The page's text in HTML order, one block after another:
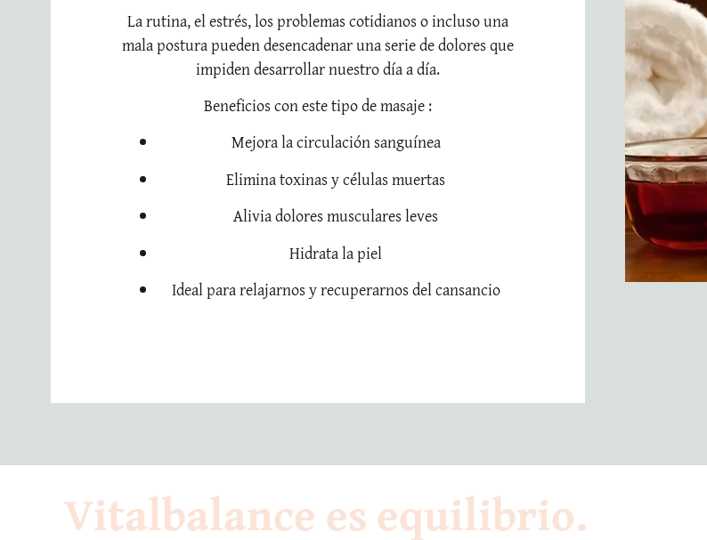
La rutina, el estrés, los problemas cotidianos o incluso una
mala postura pueden desencadenar una serie de dolores que
impiden desarrollar nuestro día a día.
Beneficios con este tipo de masaje :
Mejora la circulación sanguínea
Elimina toxinas y células muertas
Alivia dolores musculares leves
Hidrata la piel
Ideal para relajarnos y recuperarnos del cansancio
Vitalbalance es equilibrio.